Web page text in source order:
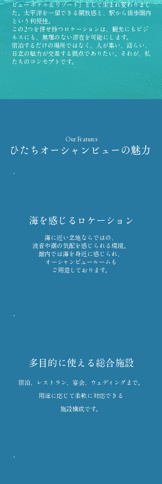
ビュー ホテル＆リゾート」として生まれ変わりまし
た。 太平洋を一望できる開放感と、駅から徒歩圏内
という利便性。
この2つを併せ持つロケーションは、観光にもビジ
ネスにも、無理のない滞在を可能にします。
宿泊するだけの場所ではなく、人が集い、語らい、
日立の魅力が交差する拠点でありたい。それが、私
たちのコンセプトです。
Our Features
ひたちオーシャンビューの魅力
海を感じるロケーション
海に近い立地ならではの、
波音や潮の気配を感じられる環境。
館内では海を身近に感じられ、
オーシャンビュールームも
ご用意しております。
多目的に使える総合施設
宿泊、レストラン、宴会、ウェディングまで。
用途に応じて柔軟に対応できる
施設構成です。